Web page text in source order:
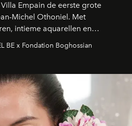
Empain de eerste grote
Michel Othoniel. Met
intieme aquarellen en
creëert de Franse kunstenaar
elk werk de herinnering
BE x Fondation Boghossian